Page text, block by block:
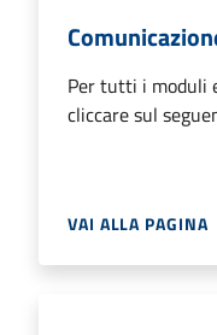
Per tutti i moduli
cliccare sul
VAI ALLA PAGINA